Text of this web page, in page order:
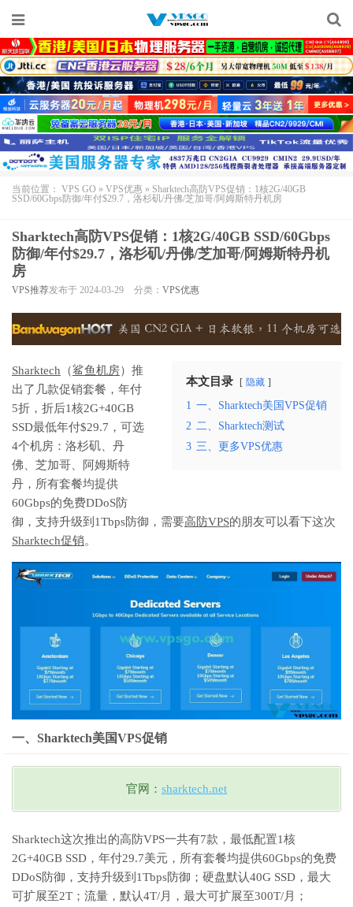
当前位置： VPS GO » VPS优惠 » Sharktech高防VPS促销：1核2G/40GB
SSD/60Gbps防御/年付$29.7，洛杉矶/丹佛/芝加哥/阿姆斯特丹机房
Sharktech高防VPS促销：1核2G/40GB SSD/60Gbps
防御/年付$29.7，洛杉矶/丹佛/芝加哥/阿姆斯特丹机
房
VPS推荐发布于 2024-03-29 分类： VPS优惠
本文目录 隐藏
1 一、Sharktech美国VPS促销
2 二、Sharktech测试
3 三、更多VPS优惠
Sharktech （鲨鱼机房）推
出了几款促销套餐，年付
5折，折后1核2G+40GB
SSD最低年付$29.7，可选
4个机房：洛杉矶、丹
佛、芝加哥、阿姆斯特
丹，所有套餐均提供
60Gbps的免费DDoS防
御，支持升级到1Tbps防御，需要高防VPS的朋友可以看下这次
Sharktech促销。
一、Sharktech美国VPS促销
官网： sharktech.net
Sharktech这次推出的高防VPS一共有7款，最低配置1核
2G+40GB SSD，年付29.7美元，所有套餐均提供60Gbps的免费
DDoS防御，支持升级到1Tbps防御；硬盘默认40G SSD，最大
可扩展至2T；流量，默认4T/月，最大可扩展至300T/月；